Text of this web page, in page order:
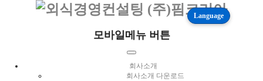
Language
모바일메뉴 버튼
회사소개
회사소개 다운로드